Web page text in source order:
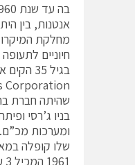
אנטנות, בין
מחלקת
חיוניים
בגיל
Corporation
שהיתה חברת
בניו ג’רסי
ומערכות
שלו קופלה